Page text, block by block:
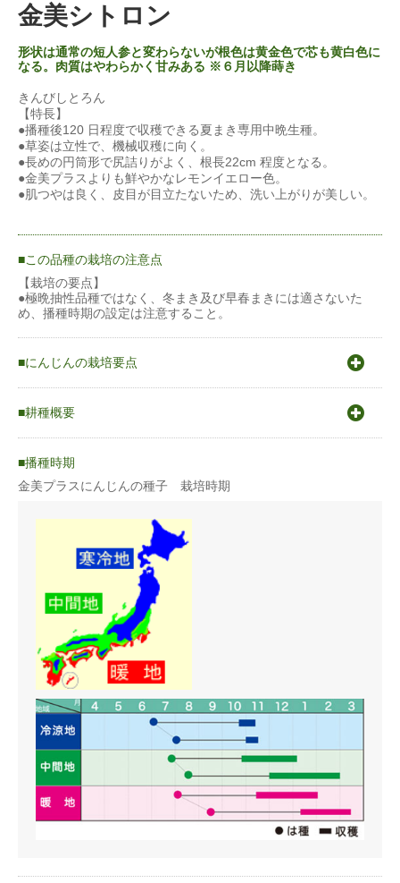
金美シトロン
形状は通常の短人参と変わらないが根色は黄金色で芯も黄白色に
なる。肉質はやわらかく甘みある ※６月以降蒔き
きんびしとろん
【特長】
●播種後120 日程度で収穫できる夏まき専用中晩生種。
●草姿は立性で、機械収穫に向く。
●長めの円筒形で尻詰りがよく、根長22cm 程度となる。
●金美プラスよりも鮮やかなレモンイエロー色。
●肌つやは良く、皮目が目立たないため、洗い上がりが美しい。
この品種の栽培の注意点
【栽培の要点】
●極晩抽性品種ではなく、冬まき及び早春まきには適さないた
め、播種時期の設定は注意すること。
にんじんの栽培要点
〇発芽適温15〜25℃
〇種皮が固く水の吸収が難しい為、種まき時は適度の保水に留意
する。
〇春まきの場合トウ立ちの危険があるので、品種の選定に留意す
る。
耕種概要
蒔き方 直まき
60〜90cm
2〜4条
株間（cm） 8〜12cm
1a当たり株数 3000〜6000株
1m²当たり株数 30〜60株
1a当たり播種量 0.6〜1dl
1a当たり播種量
播種時期
金美プラスにんじんの種子 栽培時期